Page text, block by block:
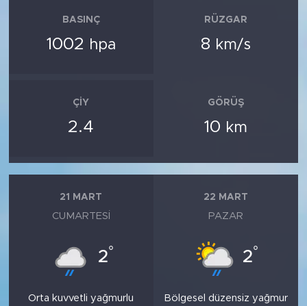
BASINÇ
1002 hpa
RÜZGAR
8 km/s
ÇIY
2.4
GÖRÜŞ
10 km
21 MART
CUMARTESI
2°
Orta kuvvetli yağmurlu
22 MART
PAZAR
2°
Bölgesel düzensiz yağmur